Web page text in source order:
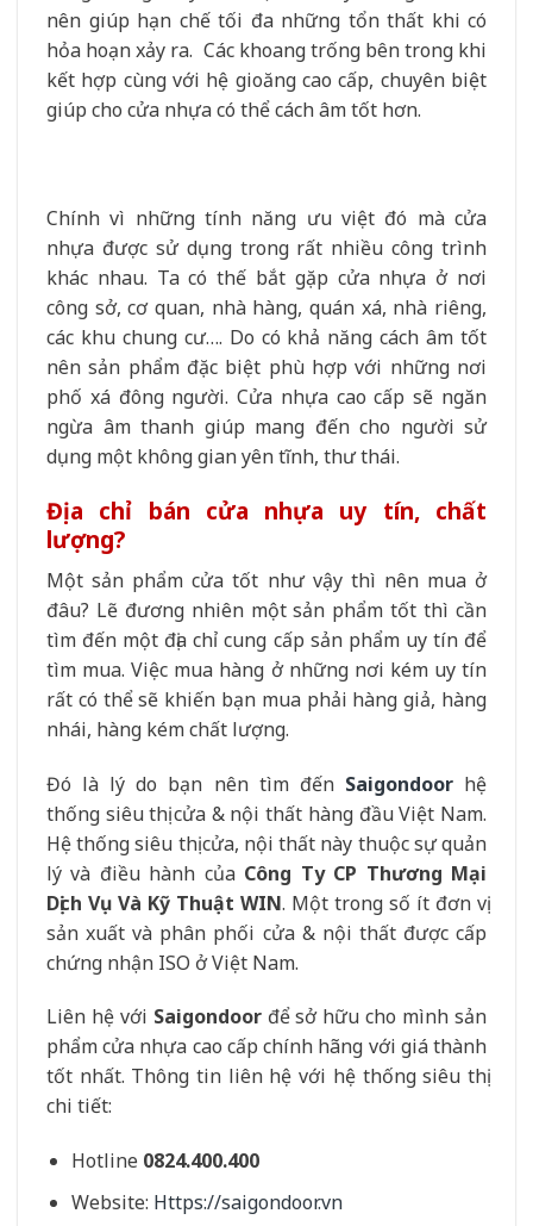
nên giúp hạn chế tối đa những tổn thất khi có
hỏa hoạn xảy ra. Các khoang trống bên trong khi
kết hợp cùng với hệ gioăng cao cấp, chuyên biệt
giúp cho cửa nhựa có thể cách âm tốt hơn.
Chính vì những tính năng ưu việt đó mà cửa
nhựa được sử dụng trong rất nhiều công trình
khác nhau. Ta có thế bắt gặp cửa nhựa ở nơi
công sở, cơ quan, nhà hàng, quán xá, nhà riêng,
các khu chung cư…. Do có khả năng cách âm tốt
nên sản phẩm đặc biệt phù hợp với những nơi
phố xá đông người. Cửa nhựa cao cấp sẽ ngăn
ngừa âm thanh giúp mang đến cho người sử
dụng một không gian yên tĩnh, thư thái.
Địa chỉ bán cửa nhựa uy tín, chất
lượng?
Một sản phẩm cửa tốt như vậy thì nên mua ở
đâu? Lẽ đương nhiên một sản phẩm tốt thì cần
tìm đến một địa chỉ cung cấp sản phẩm uy tín để
tìm mua. Việc mua hàng ở những nơi kém uy tín
rất có thể sẽ khiến bạn mua phải hàng giả, hàng
nhái, hàng kém chất lượng.
Đó là lý do bạn nên tìm đến Saigondoorhệ
thống siêu thị cửa & nội thất hàng đầu Việt Nam.
Hệ thống siêu thị cửa, nội thất này thuộc sự quản
lý và điều hành của Công Ty CP Thương Mại
Dịch Vụ Và Kỹ Thuật WIN. Một trong số ít đơn vị
sản xuất và phân phối cửa & nội thất được cấp
chứng nhận ISO ở Việt Nam.
Liên hệ với Saigondoorđể sở hữu cho mình sản
phẩm cửa nhựa cao cấp chính hãng với giá thành
tốt nhất. Thông tin liên hệ với hệ thống siêu thị
chi tiết:
Hotline 0824.400.400
Website: Https://saigondoor.vn